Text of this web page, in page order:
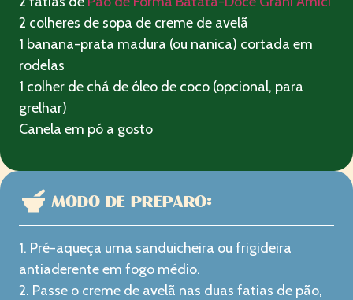
2 colheres de sopa de creme de avelã
1 banana-prata madura (ou nanica) cortada em
rodelas
1 colher de chá de óleo de coco (opcional, para
grelhar)
Canela em pó a gosto
MODO DE PREPARO:
1. Pré-aqueça uma sanduicheira ou frigideira
antiaderente em fogo médio.
2. Passe o creme de avelã nas duas fatias de pão,